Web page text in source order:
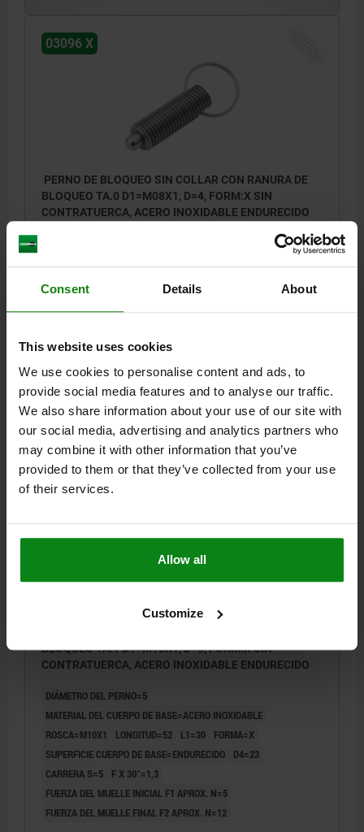
Consent Details About
This website uses cookies
We use cookies to personalise content and ads, to
provide social media features and to analyse our traffic.
We also share information about your use of our site with
our social media, advertising and analytics partners who
may combine it with other information that you’ve
provided to them or that they’ve collected from your use
of their services.
Allow all
Customize
03096 X
PERNO DE BLOQUEO SIN COLLAR CON RANURA DE
BLOQUEO TA.0 D1=M08X1, D=4, FORM:X SIN
CONTRATUERCA, ACERO INOXIDABLE ENDURECIDO
ROSCA=M8X1
LONGITUD=40 L1=26
FUERZA DEL MUELLE INICIAL F1 APROX. N=6
$20.36
más IVA.
más gastos de envío
DETALLES
03096 X
BLOQUEO TA.1 D1=M10X1, D=5, FORM:X SIN
CONTRATUERCA, ACERO INOXIDABLE ENDURECIDO
DIÁMETRO DEL PERNO=5
MATERIAL DEL CUERPO DE BASE=ACERO INOXIDABLE
ROSCA=M10X1
LONGITUD=52 L1=30
FORMA=X
SUPERFICIE CUERPO DE BASE=ENDURECIDO
D4=23
CARRERA S=5
F X 30°=1,3
FUERZA DEL MUELLE INICIAL F1 APROX. N=5
FUERZA DEL MUELLE FINAL F2 APROX. N=12